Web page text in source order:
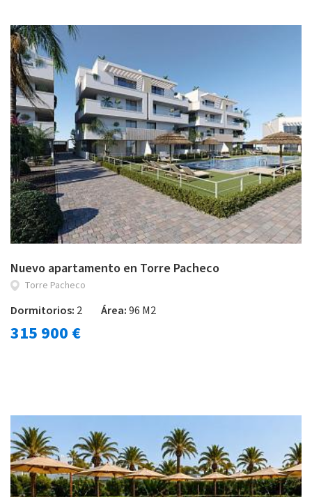
Nuevo apartamento en Torre Pacheco
Torre Pacheco
Dormitorios: 2 Área:96 M2
315 900 €